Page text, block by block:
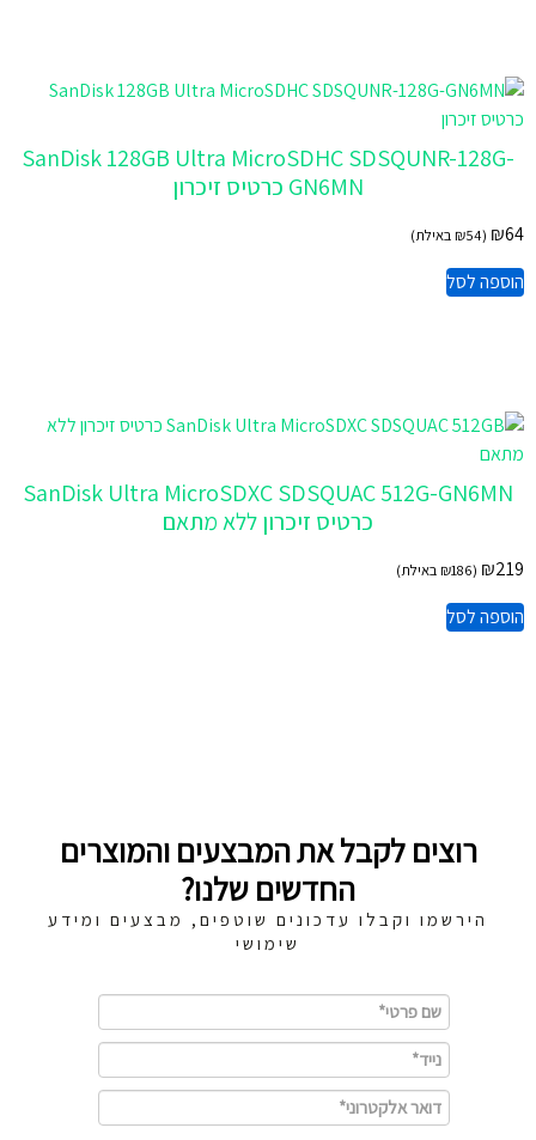
SanDisk 128GB Ultra MicroSDHC SDSQUNR-128G-
GN6MN כרטיס זיכרון
₪64
(
₪54 באילת)
הוספה לסל
SanDisk Ultra MicroSDXC SDSQUAC 512G-GN6MN
כרטיס זיכרון ללא מתאם
₪219
(
₪186 באילת)
הוספה לסל
רוצים לקבל את המבצעים והמוצרים
החדשים שלנו?
הירשמו וקבלו עדכונים שוטפים, מבצעים ומידע
שימושי